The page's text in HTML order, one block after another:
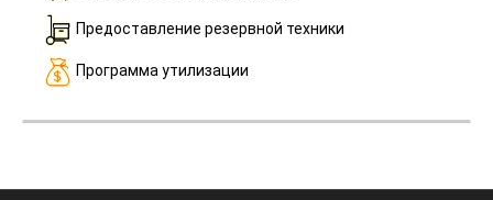
Предоставление резервной техники
Программа утилизации